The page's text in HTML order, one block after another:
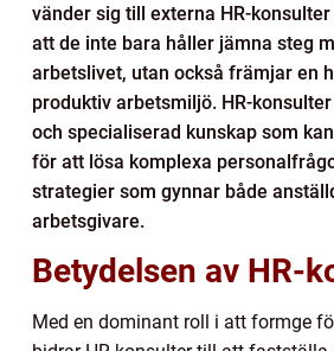
vänder sig till externa HR-
att de inte bara håller jämna steg
arbetslivet, utan också främjar en
produktiv arbetsmiljö. HR-
och specialiserad kunskap som
för att lösa komplexa
strategier som gynnar både
arbetsgivare.
Betydelsen av HR-
Med en dominant roll i att formge